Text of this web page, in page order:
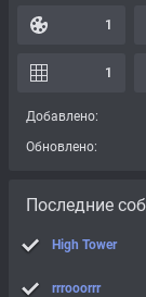
1
1
Добавлено:
Обновлено:
Последние
High Tower
rrrooorrr